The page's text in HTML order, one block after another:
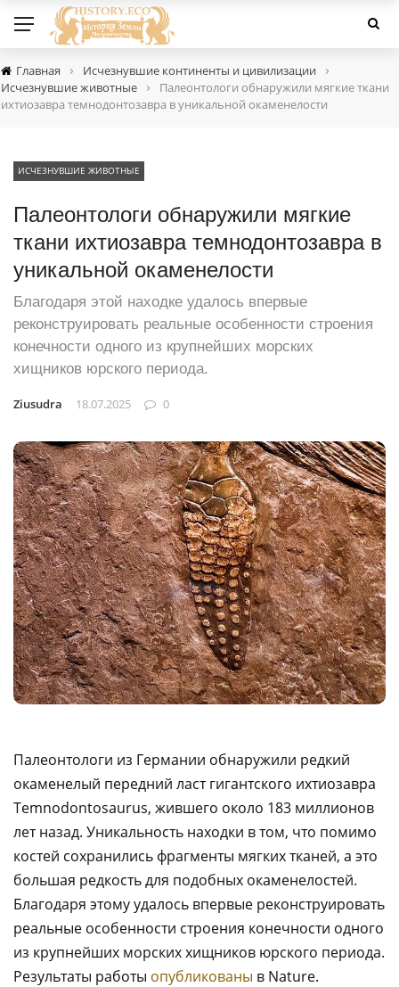
Главная › Исчезнувшие континенты и цивилизации ›
Исчезнувшие животные ›
Палеонтологи обнаружили мягкие ткани
ихтиозавра темнодонтозавра в уникальной окаменелости
ИСЧЕЗНУВШИЕ ЖИВОТНЫЕ
Палеонтологи обнаружили мягкие
ткани ихтиозавра темнодонтозавра в
уникальной окаменелости
Благодаря этой находке удалось впервые
реконструировать реальные особенности строения
конечности одного из крупнейших морских
хищников юрского периода.
Ziusudra 18.07.2025 0
Палеонтологи из Германии обнаружили редкий
окаменелый передний ласт гигантского ихтиозавра
Temnodontosaurus, жившего около 183 миллионов
лет назад. Уникальность находки в том, что помимо
костей сохранились фрагменты мягких тканей, а это
большая редкость для подобных окаменелостей.
Благодаря этому удалось впервые реконструировать
реальные особенности строения конечности одного
из крупнейших морских хищников юрского периода.
Результаты работы опубликованы в Nature.